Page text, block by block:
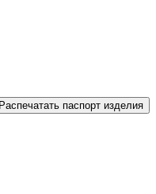
Распечатать паспорт изделия